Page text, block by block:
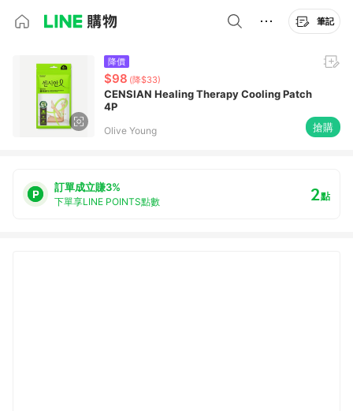
筆記
降價
$98 (降$33)
CENSIAN Healing Therapy Cooling Patch
4P
Olive Young 搶購
訂單成立賺3%
下單享LINE POINTS點數 2點